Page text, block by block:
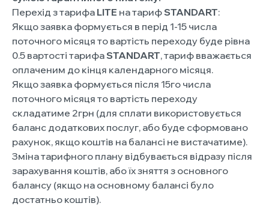
Перехід з тарифа LITE на тариф STANDART:
Якщо заявка формується в перід 1-15 числа
поточного місяця то вартість переходу буде рівна
0.5 вартості тарифа STANDART, тариф вважається
оплаченим до кінця календарного місяця.
Якщо заявка формується після 15го числа
поточного місяця то вартість переходу
складатиме 2грн (для сплати використовується
баланс додаткових послуг, або буде сформовано
рахунок, якщо коштів на балансі не вистачатиме).
Зміна тарифного плану відбувається відразу після
зарахування коштів, або їх зняття з основного
балансу (якщо на основному балансі було
достатньо коштів).